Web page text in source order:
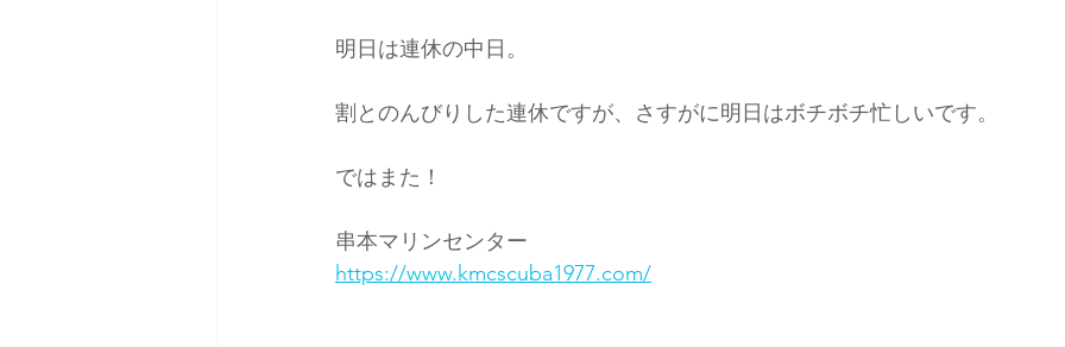
明日は連休の中日。
割とのんびりした連休ですが、さすがに明日はボチボチ忙しいです。
ではまた！
串本マリンセンター
https://www.kmcscuba1977.com/